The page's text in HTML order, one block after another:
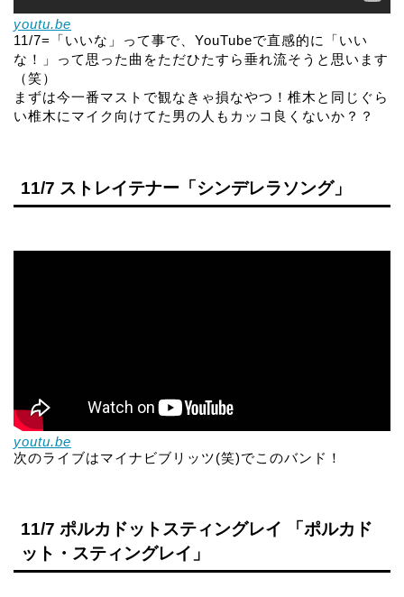
youtu.be
11/7=「いいな」って事で、YouTubeで直感的に「いい
な！」って思った曲をただひたすら垂れ流そうと思います
（笑）
まずは今一番マストで観なきゃ損なやつ！椎木と同じぐら
い椎木にマイク向けてた男の人もカッコ良くないか？？
11/7 ストレイテナー「シンデレラソング」
youtu.be
次のライブはマイナビブリッツ(笑)でこのバンド！
11/7 ポルカドットスティングレイ 「ポルカド
ット・スティングレイ」